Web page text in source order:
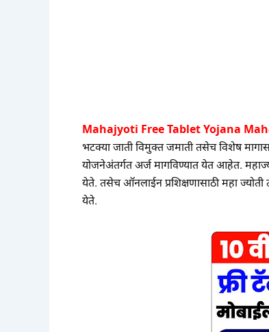
Mahajyoti Free Tablet Yojana
भटक्या जाती विमुक्त जमाती तसेच विशेष
योजनेअंतर्गत अर्ज मागविण्यात येत आहेत.
येते. तसेच ऑनलाईन प्रशिक्षणासाठी महा
येते.